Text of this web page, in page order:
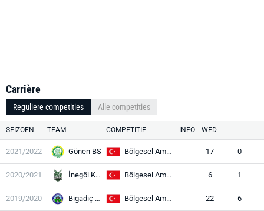
Carrière
Reguliere competities Alle competities
SEIZOEN TEAM COMPETITIE INFO WED.
2021/2022 Gönen BS Bölgesel Amatör Lig 17 0
2020/2021 İnegöl Kafkas Bölgesel Amatör Lig 6 1
2019/2020 Bigadiç Bld Bölgesel Amatör Lig 22 6